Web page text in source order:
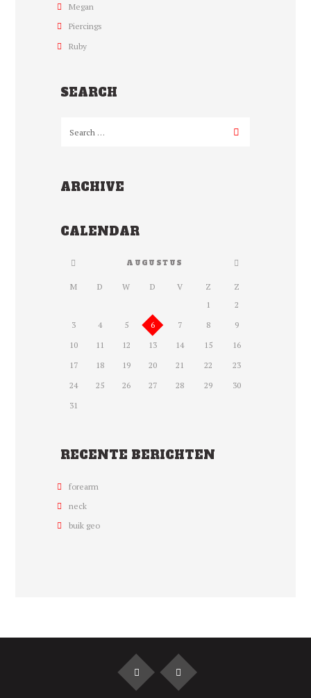
Megan
Piercings
Ruby
SEARCH
ARCHIVE
CALENDAR
AUGUSTUS
M D W D V Z
Z
1
2
3
4 5 6 7 8
9
10
11 12 13 14 15
16
17
18 19 20 21 22
23
24
25 26 27 28 29
30
31
RECENTE BERICHTEN
forearm
neck
buik geo